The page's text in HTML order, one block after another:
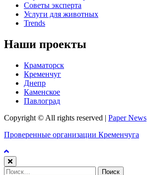
Советы эксперта
Услуги для животных
Trends
Наши проекты
Краматорск
Кременчуг
Днепр
Каменское
Павлоград
Copyright © All rights reserved | Paper News
Проверенные организации Кременчуга
Найти: